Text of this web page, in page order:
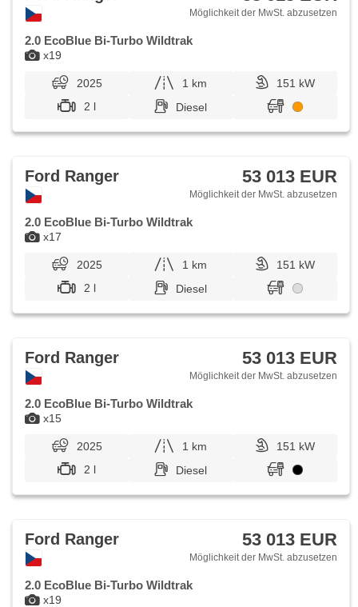
x19
Möglichkeit der MwSt. abzusetzen
2.0 EcoBlue Bi-Turbo Wildtrak
2025 1 km
151 kW
2 l
Diesel
x17
Ford Ranger 53 013 EUR
Möglichkeit der MwSt. abzusetzen
2.0 EcoBlue Bi-Turbo Wildtrak
2025 1 km
151 kW
2 l
Diesel
x15
Ford Ranger 53 013 EUR
Möglichkeit der MwSt. abzusetzen
2.0 EcoBlue Bi-Turbo Wildtrak
2025 1 km
151 kW
2 l
Diesel
x19
Ford Ranger 53 013 EUR
Möglichkeit der MwSt. abzusetzen
2.0 EcoBlue Bi-Turbo Wildtrak